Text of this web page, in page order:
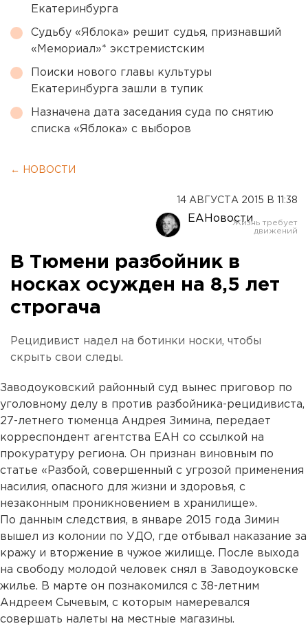
Екатеринбурга
Судьбу «Яблока» решит судья, признавший
«Мемориал»* экстремистским
Поиски нового главы культуры
Екатеринбурга зашли в тупик
Назначена дата заседания суда по снятию
списка «Яблока» с выборов
← НОВОСТИ
14 АВГУСТА 2015 В 11:38
ЕАНовости
В Тюмени разбойник в
носках осужден на 8,5 лет
строгача
Рецидивист надел на ботинки носки, чтобы
скрыть свои следы.
Заводоуковский районный суд вынес приговор по
уголовному делу в против разбойника-рецидивиста,
27-летнего тюменца Андрея Зимина, передает
корреспондент агентства ЕАН со ссылкой на
прокуратуру региона. Он признан виновным по
статье «Разбой, совершенный с угрозой применения
насилия, опасного для жизни и здоровья, с
незаконным проникновением в хранилище».
По данным следствия, в январе 2015 года Зимин
вышел из колонии по УДО, где отбывал наказание за
кражу и вторжение в чужое жилище. После выхода
на свободу молодой человек снял в Заводоуковске
жилье. В марте он познакомился с 38-летним
Андреем Сычевым, с которым намеревался
совершать налеты на местные магазины.